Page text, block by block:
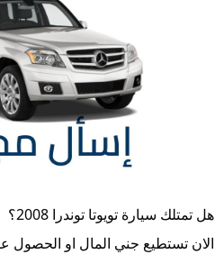
هل تمتلك سيارة تويوتا توندرا 2008
؟
الان تستطيع جني المال او الحصول